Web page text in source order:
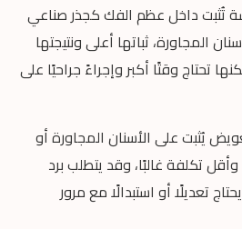
تُثبت داخل عظم الفك كجذر صناعي
المجاورة، ثباتها أعلى ونتيجتها
تحتاج وقتًا أكبر وإجراءً جراحيًا على
يُثبت على الأسنان المجاورة أو
تكلفة غالبًا، وقد يتطلب برد
تعديلًا أو استبدالًا مع مرور